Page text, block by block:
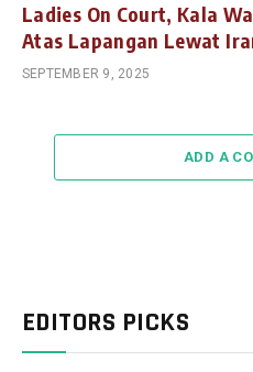
Ladies On Court, Kala
Atas Lapangan Lewat
SEPTEMBER 9, 2025
ADD A
EDITORS PICKS